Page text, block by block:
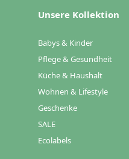
Unsere Kollektion
Babys & Kinder
Pflege & Gesundheit
Küche & Haushalt
Wohnen & Lifestyle
Geschenke
SALE
Ecolabels